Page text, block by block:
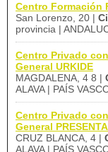
Centro Formación
San Lorenzo, 20 |
provincia |
Centro Privado
General URKIDE
MAGDALENA, 4 8 |
ALAVA | PAÍS
Centro Privado
General
CRUZ BLANCA, 4 |
ALAVA | PAÍS